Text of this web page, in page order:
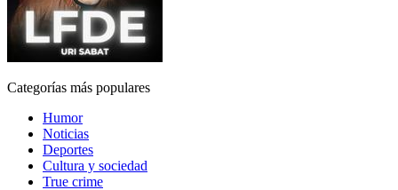
Categorías más populares
Humor
Noticias
Deportes
Cultura y sociedad
True crime